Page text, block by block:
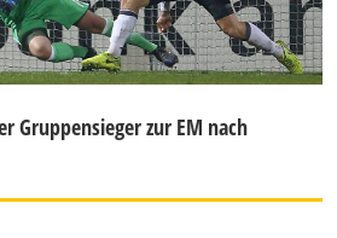
Gruppensieger zur EM nach